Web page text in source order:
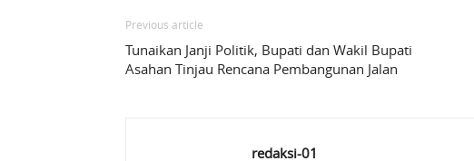
Previous article
Tunaikan Janji Politik, Bupati dan Wakil Bupati
Asahan Tinjau Rencana Pembangunan Jalan
redaksi-01